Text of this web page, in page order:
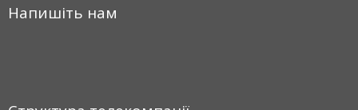
Напишіть нам